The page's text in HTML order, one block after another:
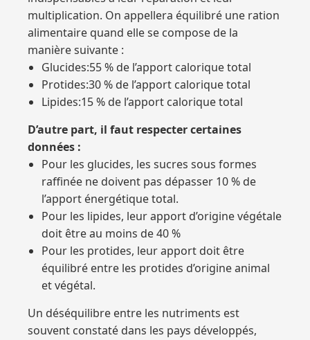
multiplication. On appellera équilibré une ration
alimentaire quand elle se compose de la
manière suivante :
Glucides:55 % de l’apport calorique total
Protides:30 % de l’apport calorique total
Lipides:15 % de l’apport calorique total
D’autre part, il faut respecter certaines
données :
Pour les glucides, les sucres sous formes
raffinée ne doivent pas dépasser 10 % de
l’apport énergétique total.
Pour les lipides, leur apport d’origine végétale
doit être au moins de 40 %
Pour les protides, leur apport doit être
équilibré entre les protides d’origine animal
et végétal.
Un déséquilibre entre les nutriments est
souvent constaté dans les pays développés,